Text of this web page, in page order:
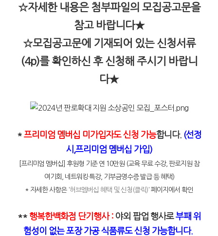
☆자세한 내용은 첨부파일의 모집공고문을
참고 바랍니다★
☆모집공고문에 기재되어 있는 신청서류
(4p)를 확인하신 후 신청해 주시기 바랍니
다★
* 프리미엄 멤버십 미가입자도 신청 가능합니다. (선정
시,프리미엄 멤버십 가입)
[프리미엄 멤버십] 후원형 기준 연 10만원 (교육 무료 수강, 판로지원 참
여기회, 네트워킹·특강, 기부금영수증 발급 등 혜택)
* 자세한 사항은 '허브멤버십 혜택 및 신청(클릭)' 페이지에서 확인
** 행복한백화점 단기행사 :야외 팝업 행사로부패 위
험성이 없는포장 가공 식품류도 신청 가능합니다.